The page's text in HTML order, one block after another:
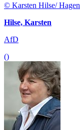
© Karsten Hilse/ Hagen
Hilse, Karsten
AfD
()